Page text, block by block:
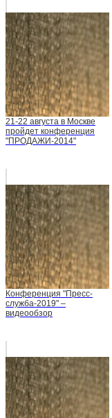
21-22 августа в Москве
пройдет конференция
"ПРОДАЖИ-2014"
Конференция "Пресс-
служба-2019" –
видеообзор